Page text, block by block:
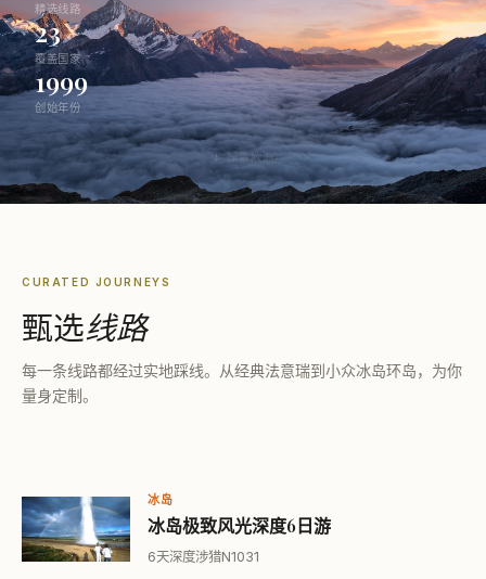
精选线路
23
覆盖国家
1999
创始年份
↓ 探索欧洲
CURATED JOURNEYS
甄选线路
每一条线路都经过实地踩线。从经典法意瑞到小众冰岛环岛，为你
量身定制。
冰岛
冰岛极致风光深度6日游
6天深度涉猎N1031